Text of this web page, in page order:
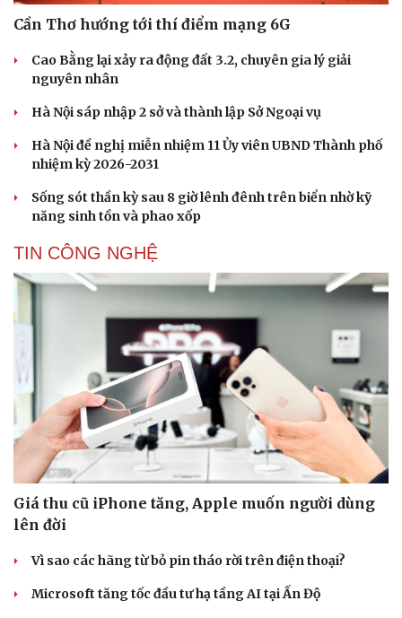
Cải chính
Cần Thơ hướng tới thí điểm mạng 6G
Cao Bằng lại xảy ra động đất 3.2, chuyên gia lý giải
nguyên nhân
Hà Nội sáp nhập 2 sở và thành lập Sở Ngoại vụ
Hà Nội đề nghị miễn nhiệm 11 Ủy viên UBND Thành phố
nhiệm kỳ 2026-2031
Sống sót thần kỳ sau 8 giờ lênh đênh trên biển nhờ kỹ
năng sinh tồn và phao xốp
TIN CÔNG NGHỆ
Giá thu cũ iPhone tăng, Apple muốn người dùng
lên đời
Vì sao các hãng từ bỏ pin tháo rời trên điện thoại?
Microsoft tăng tốc đầu tư hạ tầng AI tại Ấn Độ